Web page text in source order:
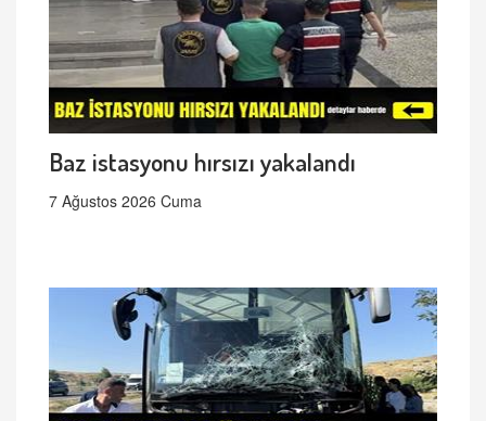
Baz istasyonu hırsızı yakalandı
7 Ağustos 2026 Cuma